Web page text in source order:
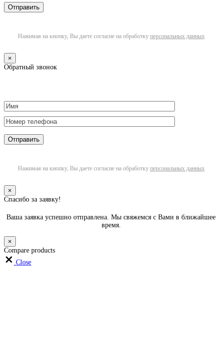
Нажимая на кнопку, Вы даете согласие на обработку персональных данных
×
Обратный звонок
Нажимая на кнопку, Вы даете согласие на обработку персональных данных
×
Спасибо за заявку!
Ваша заявка успешно отправлена. Мы свяжемся с Вами в ближайшее
время.
×
Compare products
Close